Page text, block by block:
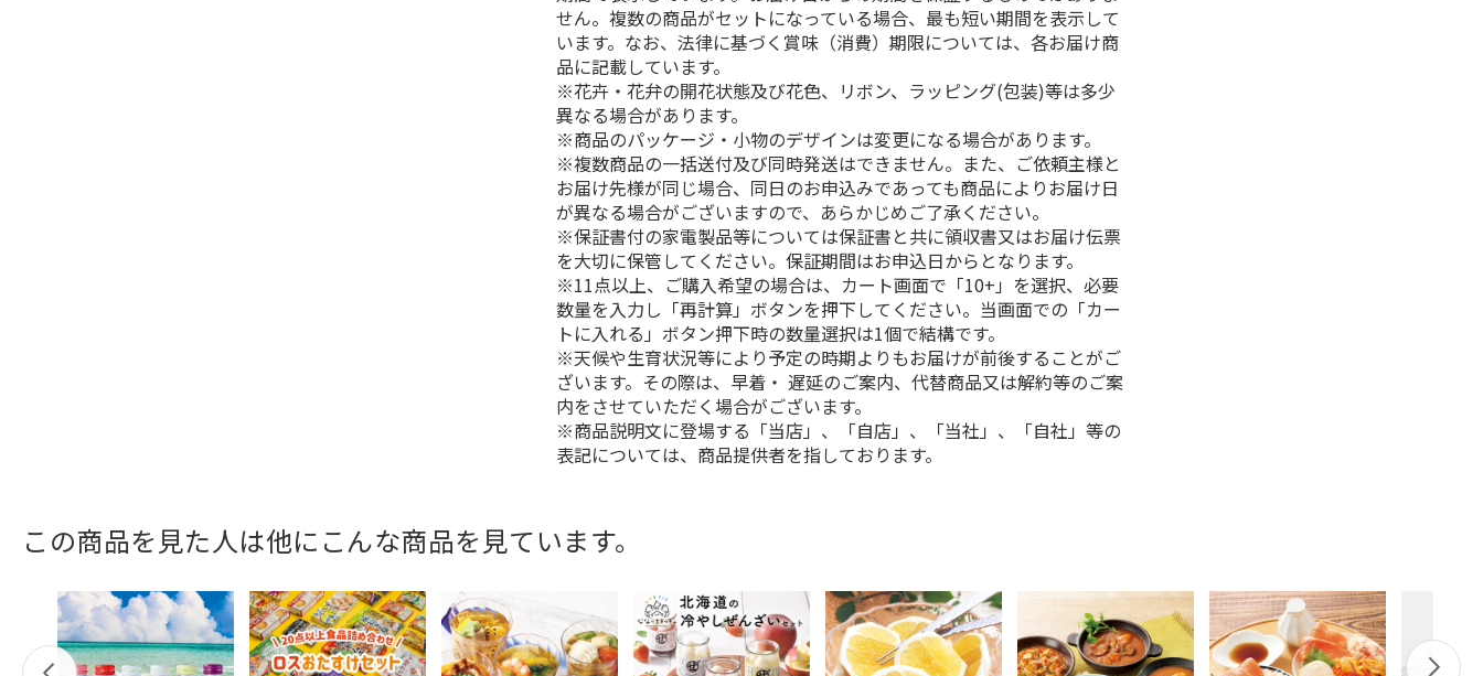
せん。複数の商品がセットになっている場合、最も短い期間を表示して
います。なお、法律に基づく賞味（消費）期限については、各お届け商
品に記載しています。
※花卉・花弁の開花状態及び花色、リボン、ラッピング(包装)等は多少
異なる場合があります。
※商品のパッケージ・小物のデザインは変更になる場合があります。
※複数商品の一括送付及び同時発送はできません。また、ご依頼主様と
お届け先様が同じ場合、同日のお申込みであっても商品によりお届け日
が異なる場合がございますので、あらかじめご了承ください。
※保証書付の家電製品等については保証書と共に領収書又はお届け伝票
を大切に保管してください。保証期間はお申込日からとなります。
※11点以上、ご購入希望の場合は、カート画面で「10+」を選択、必要
数量を入力し「再計算」ボタンを押下してください。当画面での「カー
トに入れる」ボタン押下時の数量選択は1個で結構です。
※天候や生育状況等により予定の時期よりもお届けが前後することがご
ざいます。その際は、早着・ 遅延のご案内、代替商品又は解約等のご案
内をさせていただく場合がございます。
※商品説明文に登場する「当店」、「自店」、「当社」、「自社」等の
表記については、商品提供者を指しております。
この商品を見た人は他にこんな商品を見ています。